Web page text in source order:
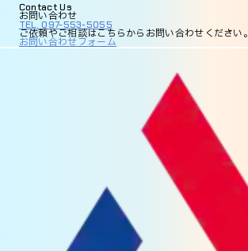
ContactUs
お問い合わせ
TEL. 097-553-5055
ご依頼やご相談はこちらからお問い合わせください。
お問い合わせフォーム